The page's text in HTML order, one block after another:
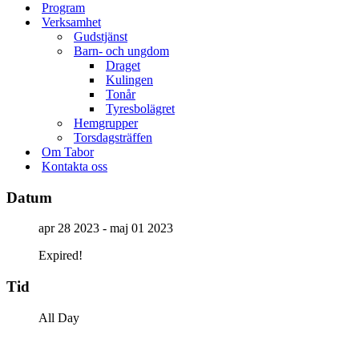
Program
Verksamhet
Gudstjänst
Barn- och ungdom
Draget
Kulingen
Tonår
Tyresbolägret
Hemgrupper
Torsdagsträffen
Om Tabor
Kontakta oss
Datum
apr 28 2023 - maj 01 2023
Expired!
Tid
All Day